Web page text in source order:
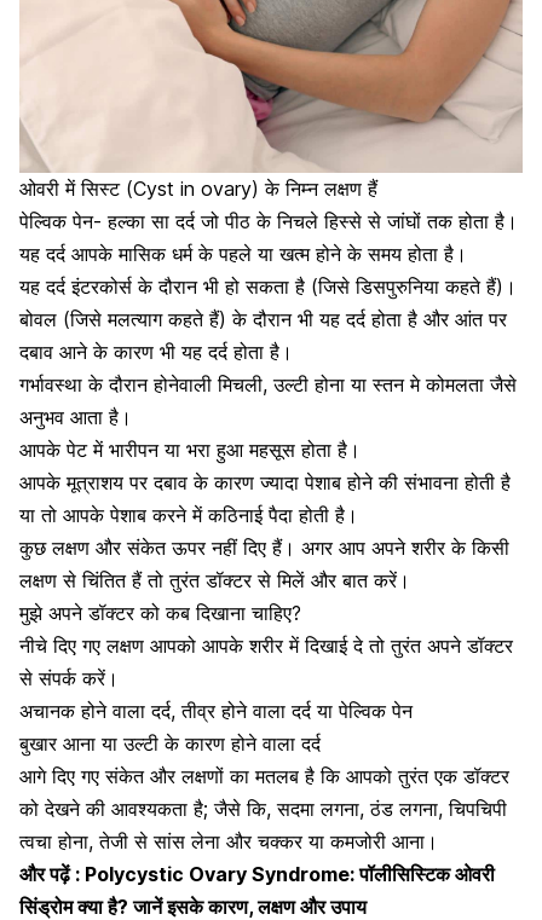
ओवरी में सिस्ट (Cyst in ovary) के निम्न लक्षण हैं
पेल्विक पेन- हल्का सा दर्द जो पीठ के निचले हिस्से से जांघों तक होता है।
यह दर्द आपकेमासिक धर्मके पहले या खत्म होने के समय होता है।
यह दर्द इंटरकोर्स के दौरान भी हो सकता है (जिसे डिसपुरुनिया कहते हैं)।
बोवल (जिसे मलत्याग कहते हैं) के दौरान भी यह दर्द होता है और आंत पर
दबाव आने के कारण भी यह दर्द होता है।
गर्भावस्था के दौरान होनेवाली मिचली,उल्टी होना या स्तन मे कोमलता जैसे
अनुभव आता है।
आपके पेट में भारीपन या भरा हुआ महसूस होता है।
आपके मूत्राशय पर दबाव के कारण ज्यादा पेशाब होने की संभावना होती है
या तो आपके पेशाब करने में कठिनाई पैदा होती है।
कुछ लक्षण और संकेत ऊपर नहीं दिए हैं। अगर आप अपने शरीर के किसी
लक्षण से चिंतित हैं तो तुरंत डॉक्टर से मिलें और बात करें।
मुझे अपने डॉक्टर को कब दिखाना चाहिए?
नीचे दिए गए लक्षण आपको आपके शरीर में दिखाई दे तो तुरंत अपने डॉक्टर
से संपर्क करें।
अचानक होने वाला दर्द, तीव्र होने वाला दर्द या पेल्विक पेन
बुखार आना या उल्टी के कारण होने वाला दर्द
आगे दिए गए संकेत और लक्षणों का मतलब है कि आपको तुरंत एक डॉक्टर
को देखने की आवश्यकता है; जैसे कि, सदमा लगना, ठंड लगना, चिपचिपी
त्वचा होना, तेजी से सांस लेना और चक्कर या कमजोरी आना।
और पढ़ें : Polycystic Ovary Syndrome: पॉलीसिस्टिक ओवरी
सिंड्रोम क्या है? जानें इसके कारण, लक्षण और उपाय